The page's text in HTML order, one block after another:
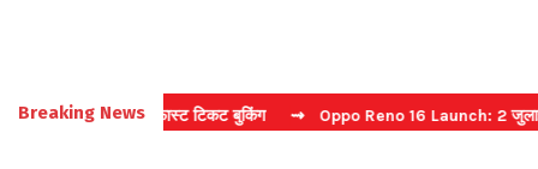
Breaking News
कैप्चा करें फास्ट टिकट बुकिंग ⇝ Oppo Reno 16 Launch: 2 जुलाई को